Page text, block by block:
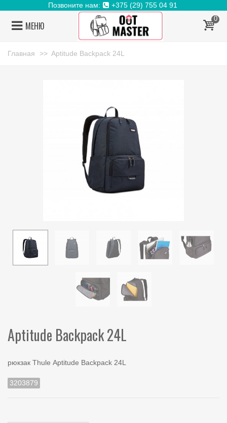
Позвоните нам: +375 (29) 755 04 91
МЕНЮ
0
Главная >> Aptitude Backpack 24L
Aptitude Backpack 24L
рюкзак Thule Aptitude Backpack 24L
3203879